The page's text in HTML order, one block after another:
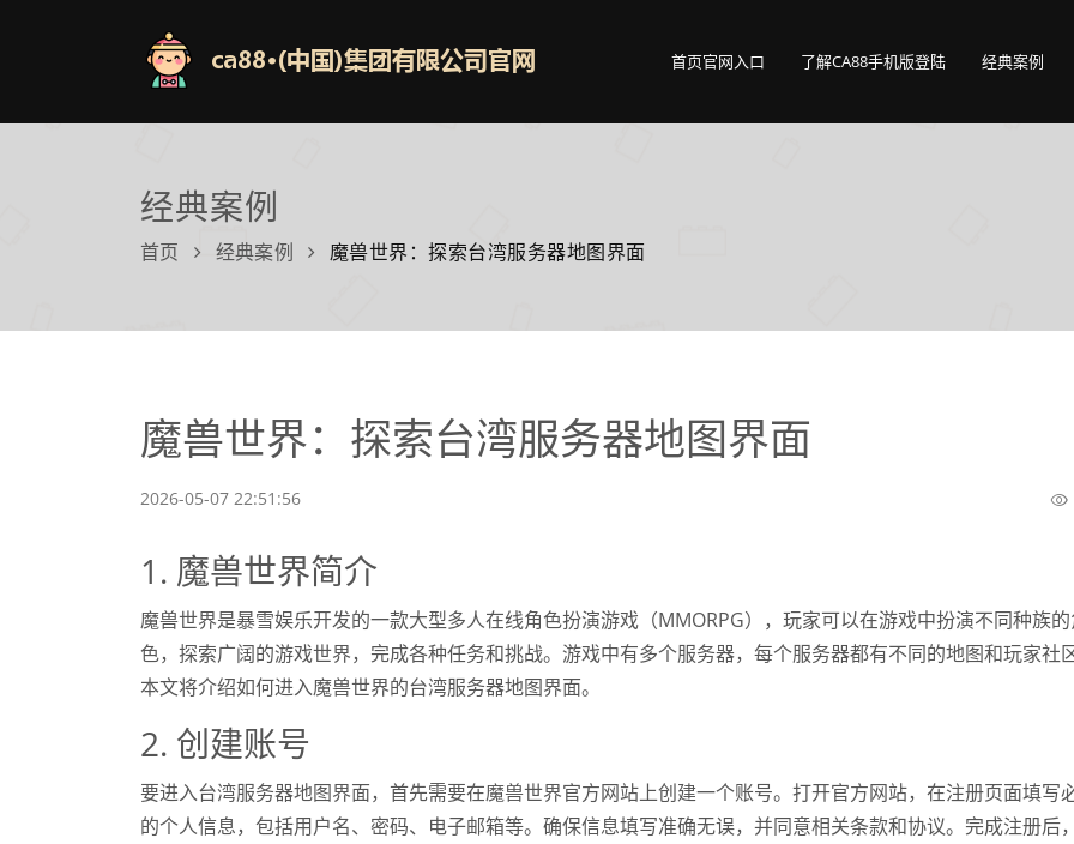
首页官网入口 了解CA88手机版登陆 经典案例
经典案例
首页 经典案例 魔兽世界：探索台湾服务器地图界面
魔兽世界：探索台湾服务器地图界面
2026-05-07 22:51:56
1. 魔兽世界简介
魔兽世界是暴雪娱乐开发的一款大型多人在线角色扮演游戏（MMORPG），玩家可以在游戏中扮演不同种族的
色，探索广阔的游戏世界，完成各种任务和挑战。游戏中有多个服务器，每个服务器都有不同的地图和玩家社区
本文将介绍如何进入魔兽世界的台湾服务器地图界面。
2. 创建账号
要进入台湾服务器地图界面，首先需要在魔兽世界官方网站上创建一个账号。打开官方网站，在注册页面填写
的个人信息，包括用户名、密码、电子邮箱等。确保信息填写准确无误，并同意相关条款和协议。完成注册后